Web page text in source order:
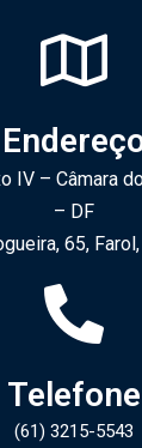
IV – Câmara
– DF
65,
Telefone
(61) 3215-5543​